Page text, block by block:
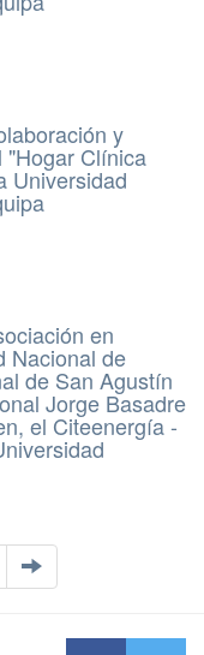
y
"Hogar Clínica
Universidad
en
Nacional de
de San Agustín
Jorge Basadre
el Citeenergía -